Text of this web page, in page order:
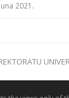
2021.